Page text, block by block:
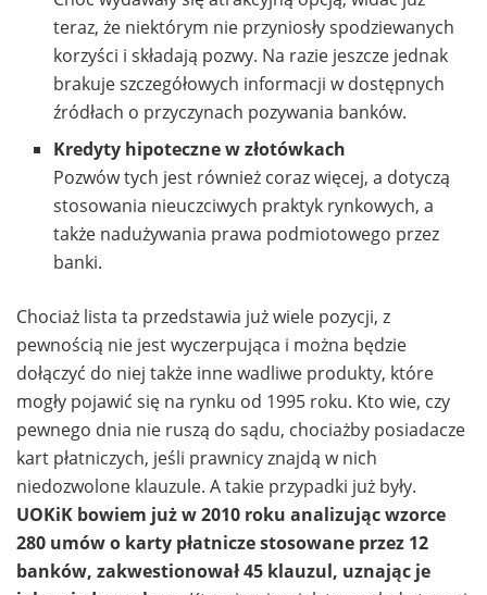
teraz, że niektórym nie przyniosły spodziewanych
korzyści i składają pozwy. Na razie jeszcze jednak
brakuje szczegółowych informacji w dostępnych
źródłach o przyczynach pozywania banków.
Kredyty hipoteczne w złotówkach
Pozwów tych jest również coraz więcej, a dotyczą
stosowania nieuczciwych praktyk rynkowych, a
także nadużywania prawa podmiotowego przez
banki.
Chociaż lista ta przedstawia już wiele pozycji, z
pewnością nie jest wyczerpująca i można będzie
dołączyć do niej także inne wadliwe produkty, które
mogły pojawić się na rynku od 1995 roku. Kto wie, czy
pewnego dnia nie ruszą do sądu, chociażby posiadacze
kart płatniczych, jeśli prawnicy znajdą w nich
niedozwolone klauzule. A takie przypadki już były.
UOKiK bowiem już w 2010 roku analizując wzorce
280 umów o karty płatnicze stosowane przez 12
banków, zakwestionował 45 klauzul, uznając je